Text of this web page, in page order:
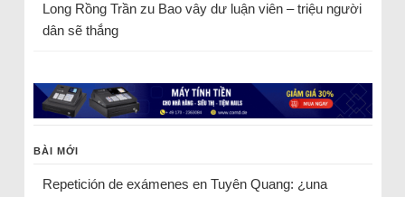
Long Rồng Trầnzu Bao vây dư luận viên – triệu người
dân sẽ thắng
BÀI MỚI
Repetición de exámenes en Tuyên Quang: ¿una